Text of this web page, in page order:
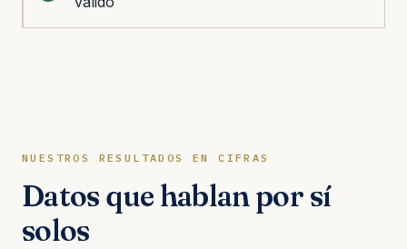
NUESTROS RESULTADOS EN CIFRAS
Datos que hablan por sí
solos